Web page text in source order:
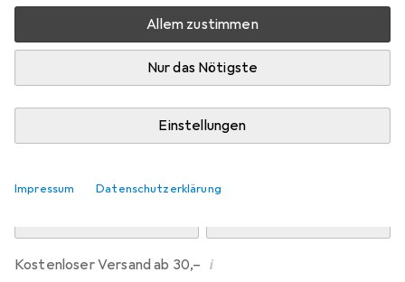
Allem zustimmen
Nur das Nötigste
Einstellungen
Impressum Datenschutzerklärung
Mo, 10.8. geliefert
Mehr als 10 Stück an Lager beim Drittanbieter
Lieferort angeben für genaue Lieferzeit
Kostenloser Versand ab 30,– i